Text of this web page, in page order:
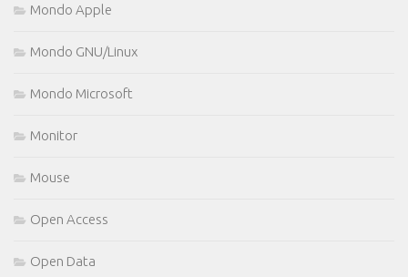
Mondo Apple
Mondo GNU/Linux
Mondo Microsoft
Monitor
Mouse
Open Access
Open Data